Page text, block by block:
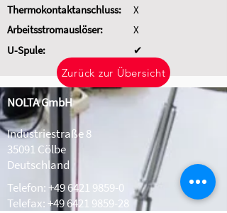
Thermokontaktanschluss:
Arbeitsstromauslöser:
U-Spule:
X
X
✔
Zurück zur Übersicht
NOLTA GmbH
Industriestraße 8
35091 Cölbe
Deutschland
Telefon: +49 6421 9859-0
Telefax: +49 6421 9859-28